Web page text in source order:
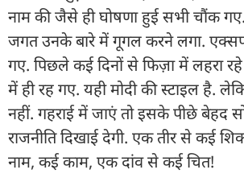
नाम की जैसे ही घोषणा हुई सभी चौंक गए.
जगत उनके बारे में गूगल करने लगा.
गए. पिछले कई दिनों से फिज़ा में लहरा रहे
में ही रह गए. यही मोदी की स्टाइल है.
नहीं. गहराई में जाएं तो इसके पीछे बेहद
राजनीति दिखाई देगी. एक तीर से कई
नाम, कई काम, एक दांव से कई चित!